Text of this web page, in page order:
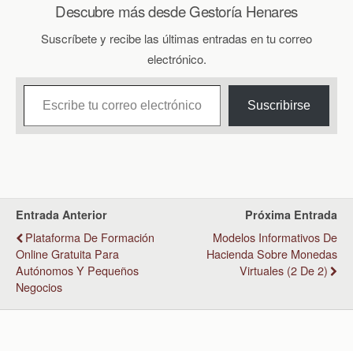
Descubre más desde Gestoría Henares
Suscríbete y recibe las últimas entradas en tu correo
electrónico.
Escribe tu correo electrónico…
Suscribirse
Entrada Anterior
Plataforma De Formación
Online Gratuita Para
Autónomos Y Pequeños
Negocios
Próxima Entrada
Modelos Informativos De
Hacienda Sobre Monedas
Virtuales (2 De 2)